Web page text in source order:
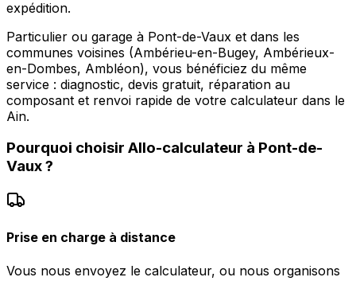
expédition.
Particulier ou garage à Pont-de-Vaux et dans les
communes voisines (Ambérieu-en-Bugey, Ambérieux-
en-Dombes, Ambléon), vous bénéficiez du même
service : diagnostic, devis gratuit, réparation au
composant et renvoi rapide de votre calculateur dans le
Ain.
Pourquoi choisir Allo-calculateur à Pont-de-
Vaux?
Prise en charge à distance
Vous nous envoyez le calculateur, ou nous organisons